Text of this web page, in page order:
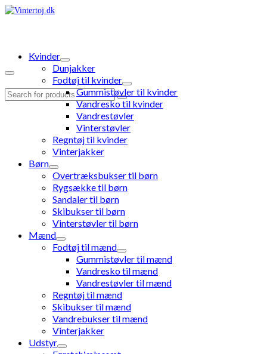
Search
Kvinder
Dunjakker
Fodtøj til kvinder
Gummistøvler til kvinder
Vandresko til kvinder
Vandrestøvler
Vinterstøvler
Regntøj til kvinder
Vinterjakker
Børn
Overtræksbukser til børn
Rygsække til børn
Sandaler til børn
Skibukser til børn
Vinterstøvler til børn
Mænd
Fodtøj til mænd
Gummistøvler til mænd
Vandresko til mænd
Vandrestøvler til mænd
Regntøj til mænd
Skibukser til mænd
Vandrebukser til mænd
Vinterjakker
Udstyr